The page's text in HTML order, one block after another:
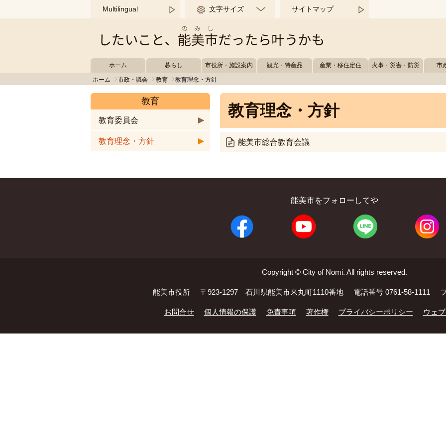
このページの本文へ移動するMultilingual 文字サイズ サイトマップ
ホーム 暮らし 市役所・施設案内 観光・特産品 産業・移住定住 火事・災害・防災 市
ホーム 市政・議会 教育 教育理念・方針
教育理念・方針
能美市総合教育会議
教育
教育委員会
教育理念・方針
能美市をフォローしてや
Copyright © City of Nomi. All rights reserved.
能美市役所 〒923-1297 石川県能美市来丸町1110番地 電話番号 0761-58-1111
お問合せ 個人情報の保護 免責事項 著作権 プライバシーポリシー ウェ